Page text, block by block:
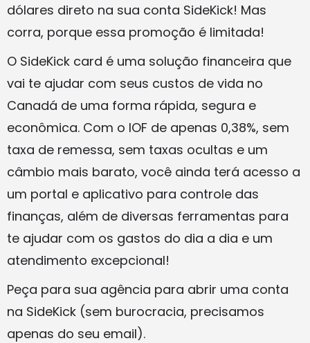
dólares direto na sua conta SideKick! Mas
corra, porque essa promoção é limitada!
O SideKick card é uma solução financeira que
vai te ajudar com seus custos de vida no
Canadá de uma forma rápida, segura e
econômica. Com o IOF de apenas 0,38%, sem
taxa de remessa, sem taxas ocultas e um
câmbio mais barato, você ainda terá acesso a
um portal e aplicativo para controle das
finanças, além de diversas ferramentas para
te ajudar com os gastos do dia a dia e um
atendimento excepcional!
Peça para sua agência para abrir uma conta
na SideKick (sem burocracia, precisamos
apenas do seu email).